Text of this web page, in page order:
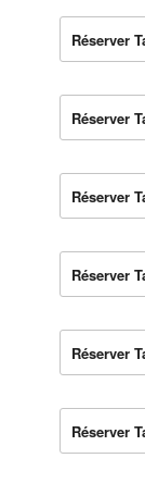
Réserver
Réserver
Réserver
Réserver
Réserver
Réserver